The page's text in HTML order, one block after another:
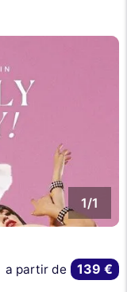
1/1
a partir de 139 €